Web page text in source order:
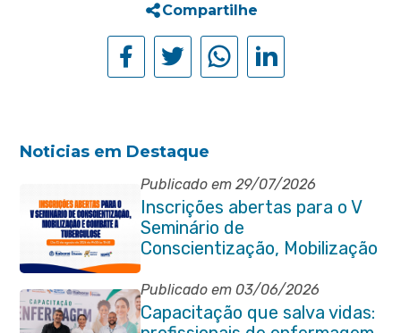
Compartilhe
Noticias em Destaque
Publicado em 29/07/2026
Inscrições abertas para o V
Seminário de
Conscientização, Mobilização
e Combate à Tuberculose em
Itaboraí
Publicado em 03/06/2026
Capacitação que salva vidas: